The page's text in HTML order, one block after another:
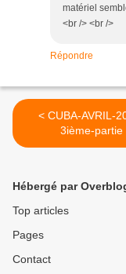
matériel
<br /> <br />
Répondre
< CUBA-AVRIL-2009-
3ième-partie
Hébergé par
Top articles
Pages
Contact